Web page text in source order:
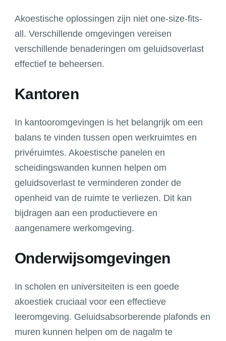
Akoestische oplossingen zijn niet one-size-fits-
all. Verschillende omgevingen vereisen
verschillende benaderingen om geluidsoverlast
effectief te beheersen.
Kantoren
In kantooromgevingen is het belangrijk om een
balans te vinden tussen open werkruimtes en
privéruimtes. Akoestische panelen en
scheidingswanden kunnen helpen om
geluidsoverlast te verminderen zonder de
openheid van de ruimte te verliezen. Dit kan
bijdragen aan een productievere en
aangenamere werkomgeving.
Onderwijsomgevingen
In scholen en universiteiten is een goede
akoestiek cruciaal voor een effectieve
leeromgeving. Geluidsabsorberende plafonds en
muren kunnen helpen om de nagalm te